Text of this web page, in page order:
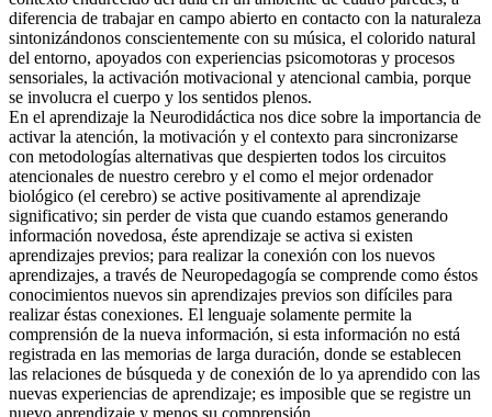
diferencia de trabajar en campo abierto en contacto con la naturaleza
sintonizándonos conscientemente con su música, el colorido natural
del entorno, apoyados con experiencias psicomotoras y procesos
sensoriales, la activación motivacional y atencional cambia, porque
se involucra el cuerpo y los sentidos plenos.
En el aprendizaje la Neurodidáctica nos dice sobre la importancia de
activar la atención, la motivación y el contexto para sincronizarse
con metodologías alternativas que despierten todos los circuitos
atencionales de nuestro cerebro y el como el mejor ordenador
biológico (el cerebro) se active positivamente al aprendizaje
significativo; sin perder de vista que cuando estamos generando
información novedosa, éste aprendizaje se activa si existen
aprendizajes previos; para realizar la conexión con los nuevos
aprendizajes, a través de Neuropedagogía se comprende como éstos
conocimientos nuevos sin aprendizajes previos son difíciles para
realizar éstas conexiones. El lenguaje solamente permite la
comprensión de la nueva información, si esta información no está
registrada en las memorias de larga duración, donde se establecen
las relaciones de búsqueda y de conexión de lo ya aprendido con las
nuevas experiencias de aprendizaje; es imposible que se registre un
nuevo aprendizaje y menos su comprensión.